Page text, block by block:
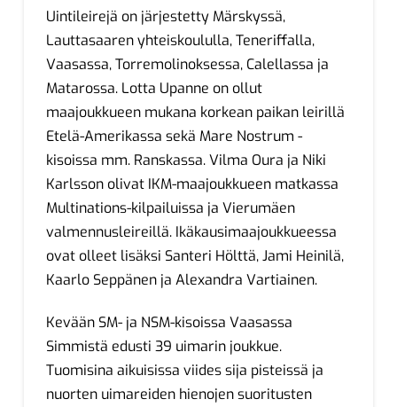
Uintileirejä on järjestetty Märskyssä,
Lauttasaaren yhteiskoululla, Teneriffalla,
Vaasassa, Torremolinoksessa, Calellassa ja
Matarossa. Lotta Upanne on ollut
maajoukkueen mukana korkean paikan leirillä
Etelä-Amerikassa sekä Mare Nostrum -
kisoissa mm. Ranskassa. Vilma Oura ja Niki
Karlsson olivat IKM-maajoukkueen matkassa
Multinations-kilpailuissa ja Vierumäen
valmennusleireillä. Ikäkausimaajoukkueessa
ovat olleet lisäksi Santeri Hölttä, Jami Heinilä,
Kaarlo Seppänen ja Alexandra Vartiainen.
Kevään SM- ja NSM-kisoissa Vaasassa
Simmistä edusti 39 uimarin joukkue.
Tuomisina aikuisissa viides sija pisteissä ja
nuorten uimareiden hienojen suoritusten